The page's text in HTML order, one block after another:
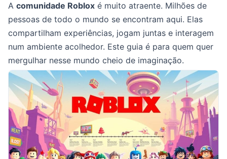
A comunidade Roblox é muito atraente. Milhões de
pessoas de todo o mundo se encontram aqui. Elas
compartilham experiências, jogam juntas e interagem
num ambiente acolhedor. Este guia é para quem quer
mergulhar nesse mundo cheio de imaginação.